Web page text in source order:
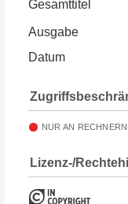
Gesamttitel
Ausgabe
Datum
NUR AN
Lizenz-/